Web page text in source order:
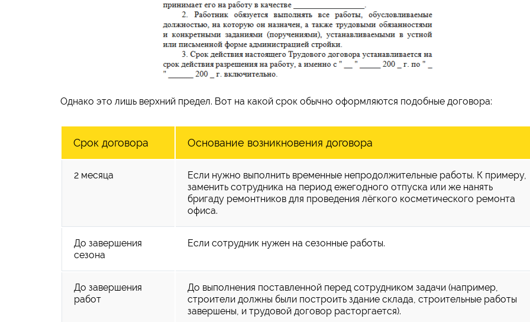
Однако это лишь верхний предел. Вот на какой срок обычно оформляются подобные договора:
Срок договора Основание возникновения договора
2 месяца
Если нужно выполнить временные непродолжительные работы. К примеру,
заменить сотрудника на период ежегодного отпуска или же нанять
бригаду ремонтников для проведения лёгкого косметического ремонта
офиса.
До завершения
сезона
Если сотрудник нужен на сезонные работы.
До завершения
работ
До выполнения поставленной перед сотрудником задачи (например,
строители должны были построить здание склада, строительные работы
завершены, и трудовой договор расторгается).